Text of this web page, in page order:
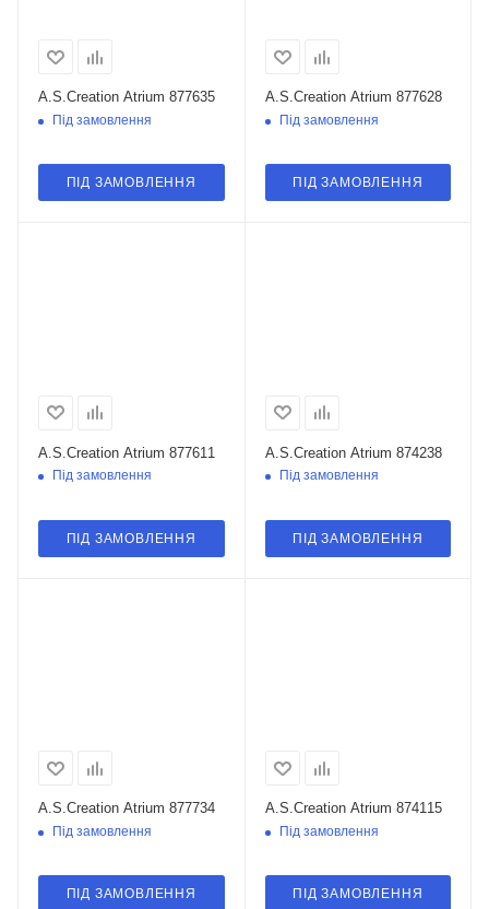
A.S.Creation Atrium 877635
Під замовлення
ПІД ЗАМОВЛЕННЯ
A.S.Creation Atrium 877628
Під замовлення
ПІД ЗАМОВЛЕННЯ
A.S.Creation Atrium 877611
Під замовлення
ПІД ЗАМОВЛЕННЯ
A.S.Creation Atrium 874238
Під замовлення
ПІД ЗАМОВЛЕННЯ
A.S.Creation Atrium 877734
Під замовлення
ПІД ЗАМОВЛЕННЯ
A.S.Creation Atrium 874115
Під замовлення
ПІД ЗАМОВЛЕННЯ